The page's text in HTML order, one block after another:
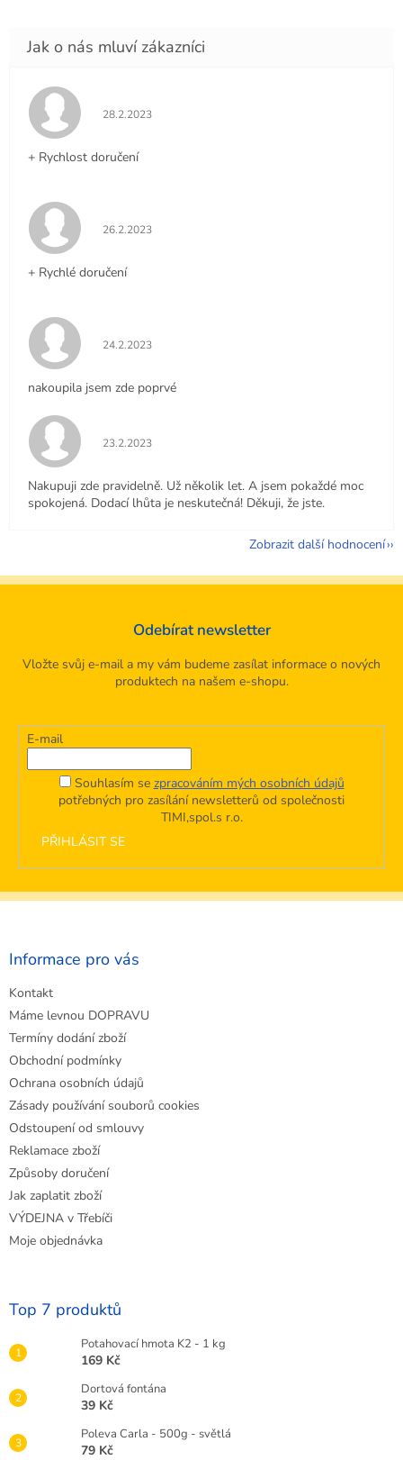
Hodnocení obchodu je 5 z 5 hvězdiček.
28.2.2023
+ Rychlost doručení
Hodnocení obchodu je 5 z 5 hvězdiček.
26.2.2023
+ Rychlé doručení
Hodnocení obchodu je 5 z 5 hvězdiček.
24.2.2023
nakoupila jsem zde poprvé
Hodnocení obchodu je 5 z 5 hvězdiček.
23.2.2023
Nakupuji zde pravidelně. Už několik let. A jsem pokaždé moc
spokojená. Dodací lhůta je neskutečná! Děkuji, že jste.
Zobrazit další hodnocení
Odebírat newsletter
Vložte svůj e-mail a my vám budeme zasílat informace o nových
produktech na našem e-shopu.
E-mail
Souhlasím se zpracováním mých osobních údajů
potřebných pro zasílání newsletterů od společnosti
TIMI,spol.s r.o.
PŘIHLÁSIT SE
Z
Informace pro vás
Kontakt
Máme levnou DOPRAVU
Termíny dodání zboží
Obchodní podmínky
Ochrana osobních údajů
Zásady používání souborů cookies
Odstoupení od smlouvy
Reklamace zboží
Způsoby doručení
Jak zaplatit zboží
VÝDEJNA v Třebíči
Moje objednávka
Top 7 produktů
Potahovací hmota K2 - 1 kg
169 Kč
Dortová fontána
39 Kč
Poleva Carla - 500g - světlá
79 Kč